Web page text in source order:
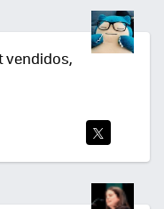
TEA
R
vendidos,
TEA